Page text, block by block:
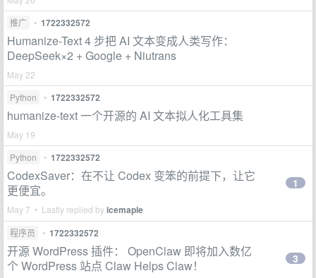
推广
• 1722332572
Humanize-Text 4 步把 AI 文本变成人类写作：
DeepSeek×2 + Google + Niutrans
May 22
Python
• 1722332572
humanize-text 一个开源的 AI 文本拟人化工具集
May 19
Python
• 1722332572
CodexSaver：在不让 Codex 变笨的前提下，让它
更便宜。
May 7 • Lastly replied byicemaple
1
程序员 • 1722332572
开源 WordPress 插件： OpenClaw 即将加入数亿
个 WordPress 站点 Claw Helps Claw！
3